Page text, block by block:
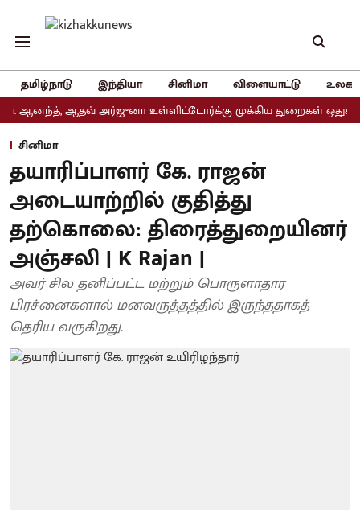
தமிழ்நாடு இந்தியா சினிமா விளையாட்டு
ஆதவ் அர்ஜுனா உள்ளிட்டோர்க்கு முக்கிய துறைகள் ஒதுக்கீடு
சினிமா
தயாரிப்பாளர் கே. ராஜன்
அடையாற்றில் குதித்து
தற்கொலை: திரைத்துறையினர்
அஞ்சலி | K Rajan |
அவர் சில தனிப்பட்ட மற்றும் பொருளாதார
பிரச்னைகளால் மனவருத்தத்தில் இருந்ததாகத்
தெரிய வருகிறது.